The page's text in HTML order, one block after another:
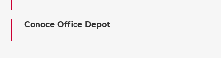
Conoce Office Depot